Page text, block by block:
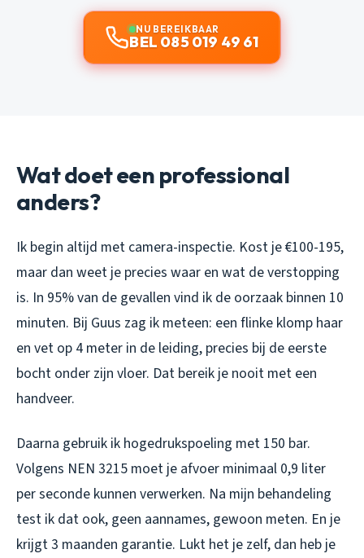
NU BEREIKBAAR
BEL 085 019 49 61
Wat doet een professional
anders?
Ik begin altijd met camera-inspectie. Kost je €100-195,
maar dan weet je precies waar en wat de verstopping
is. In 95% van de gevallen vind ik de oorzaak binnen 10
minuten. Bij Guus zag ik meteen: een flinke klomp haar
en vet op 4 meter in de leiding, precies bij de eerste
bocht onder zijn vloer. Dat bereik je nooit met een
handveer.
Daarna gebruik ik hogedrukspoeling met 150 bar.
Volgens NEN 3215 moet je afvoer minimaal 0,9 liter
per seconde kunnen verwerken. Na mijn behandeling
test ik dat ook, geen aannames, gewoon meten. En je
krijgt 3 maanden garantie. Lukt het je zelf, dan heb je